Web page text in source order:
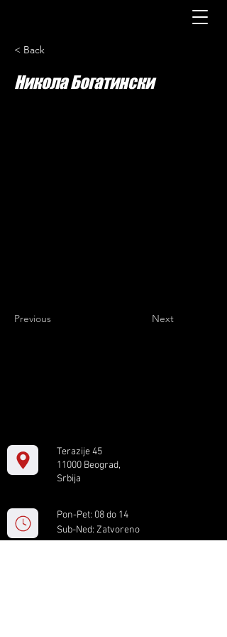
< Back
Никола Богатински
Previous Next
Terazije 45
11000 Beograd,
Srbija
Pon-Pet: 08 do 14
Sub-Ned: Zatvoreno